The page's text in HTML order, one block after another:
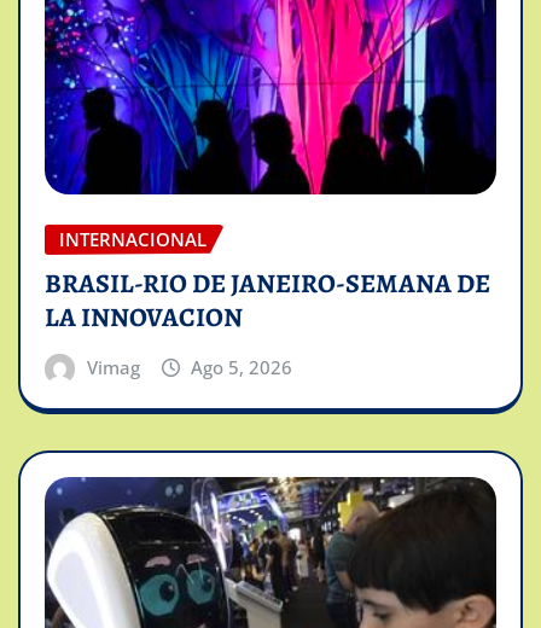
INTERNACIONAL
BRASIL-RIO DE JANEIRO-SEMANA DE
LA INNOVACION
Vimag Ago 5, 2026